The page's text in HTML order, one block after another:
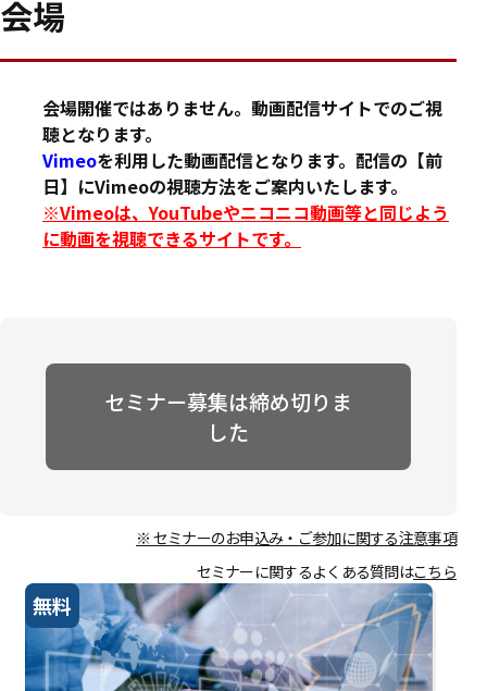
会場
会場開催ではありません。動画配信サイトでのご視
聴となります。
Vimeoを利用した動画配信となります。配信の【前
日】にVimeoの視聴方法をご案内いたします。
※Vimeoは、YouTubeやニコニコ動画等と同じよう
に動画を視聴できるサイトです。
セミナー募集は締め切りま
した
※ セミナーのお申込み・ご参加に関する注意事項
セミナーに関するよくある質問はこちら
無料